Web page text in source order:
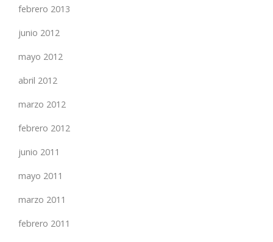
febrero 2013
junio 2012
mayo 2012
abril 2012
marzo 2012
febrero 2012
junio 2011
mayo 2011
marzo 2011
febrero 2011